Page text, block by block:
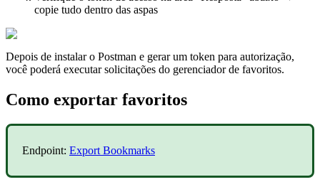
copie tudo dentro das aspas
Depois de instalar o Postman e gerar um token para autorização,
você poderá executar solicitações do gerenciador de favoritos.
Como exportar favoritos
Endpoint: Export Bookmarks